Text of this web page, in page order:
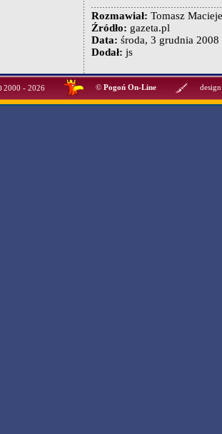
Rozmawiał: Tomasz
Źródło: gazeta.pl
Data: środa, 3 grudnia 2008
Dodał: js
2000 - 2026 © Pogoń On-Line